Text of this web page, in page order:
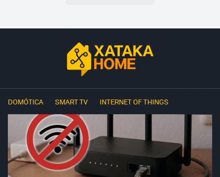
DOMÓTICA SMART TV INTERNET OF THINGS